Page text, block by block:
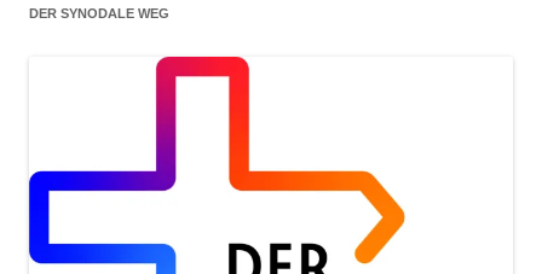
DER SYNODALE WEG